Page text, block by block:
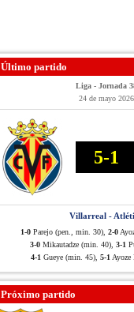
Último partido
Liga - Jornada
24 de mayo 2026
5-1
Villarreal -
1-0 Parejo (pen., min. 30), 2-0
3-0 Mikautadze (min. 40), 3-1
4-1 Gueye (min. 45), 5-1 Ayoze
Próximo partido